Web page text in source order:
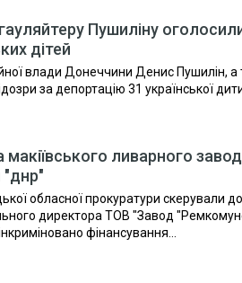
Пушиліну
дітей
влади Донеччини Денис Пушилін,
за депортацію 31 української
макіївського ливарного
"днр"
обласної прокуратури скерували
директора ТОВ "Завод
фінансування...